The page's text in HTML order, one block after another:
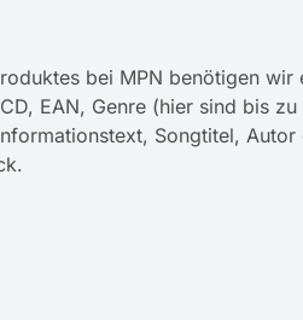
bei MPN benötigen
EAN, Genre (hier sind bis
Songtitel,